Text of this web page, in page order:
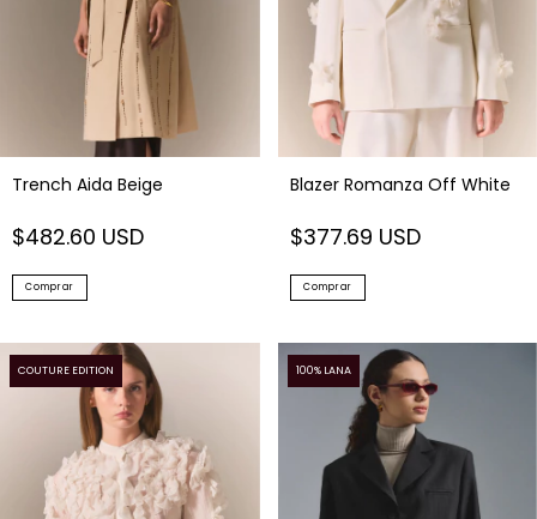
Trench Aida Beige
$482.60 USD
Comprar
Blazer Romanza Off White
$377.69 USD
Comprar
COUTURE EDITION 100% LANA